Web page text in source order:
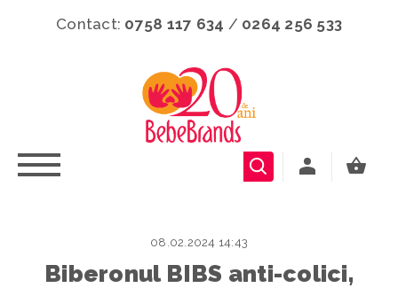
Contact: 0758 117 634 / 0264 256 533
Biberonul BIBS anti-colici,
08.02.2024 14:43